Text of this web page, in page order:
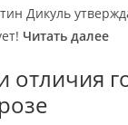
Дикуль
Читать далее
отличия